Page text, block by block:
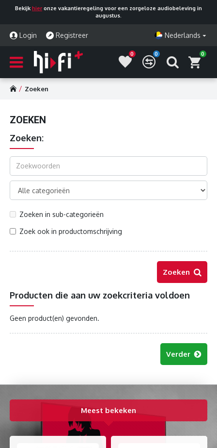
Bekijk hier onze vakantieregeling voor een zorgeloze audiobeleving in
augustus.
Login Registreer Nederlands
0 0 0
Zoeken
ZOEKEN
Zoeken:
Zoeken in sub-categorieën
Zoek ook in productomschrijving
Zoeken
Producten die aan uw zoekcriteria voldoen
Geen product(en) gevonden.
Verder
Meest bekeken